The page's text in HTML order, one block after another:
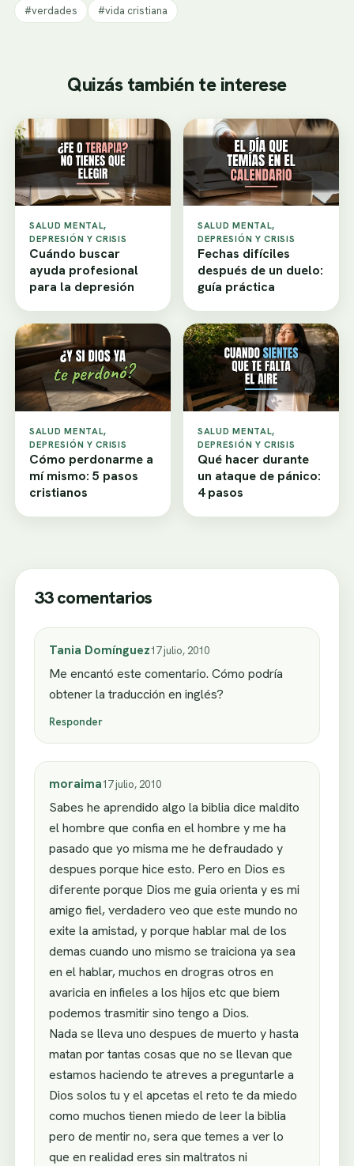
#verdades
#vida cristiana
Quizás también te interese
SALUD MENTAL,
DEPRESIÓN Y CRISIS
Cuándo buscar
ayuda profesional
para la depresión
SALUD MENTAL,
DEPRESIÓN Y CRISIS
Fechas difíciles
después de un duelo:
guía práctica
SALUD MENTAL,
DEPRESIÓN Y CRISIS
Cómo perdonarme a
mí mismo: 5 pasos
cristianos
SALUD MENTAL,
DEPRESIÓN Y CRISIS
Qué hacer durante
un ataque de pánico:
4 pasos
33 comentarios
Tania Domínguez17 julio, 2010
Me encantó este comentario. Cómo podría
obtener la traducción en inglés?
Responder
moraima17 julio, 2010
Sabes he aprendido algo la biblia dice maldito
el hombre que confia en el hombre y me ha
pasado que yo misma me he defraudado y
despues porque hice esto. Pero en Dios es
diferente porque Dios me guia orienta y es mi
amigo fiel, verdadero veo que este mundo no
exite la amistad, y porque hablar mal de los
demas cuando uno mismo se traiciona ya sea
en el hablar, muchos en drogras otros en
avaricia en infieles a los hijos etc que biem
podemos trasmitir sino tengo a Dios.
Nada se lleva uno despues de muerto y hasta
matan por tantas cosas que no se llevan que
estamos haciendo te atreves a preguntarle a
Dios solos tu y el apcetas el reto te da miedo
como muchos tienen miedo de leer la biblia
pero de mentir no, sera que temes a ver lo
que en realidad eres sin maltratos ni